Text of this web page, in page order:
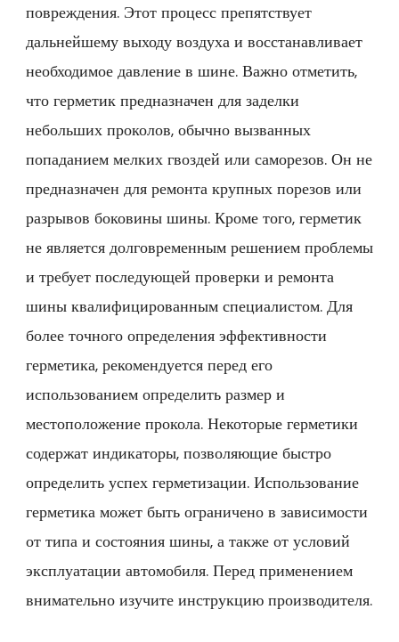
повреждения. Этот процесс препятствует
дальнейшему выходу воздуха и восстанавливает
необходимое давление в шине. Важно отметить,
что герметик предназначен для заделки
небольших проколов, обычно вызванных
попаданием мелких гвоздей или саморезов. Он не
предназначен для ремонта крупных порезов или
разрывов боковины шины. Кроме того, герметик
не является долговременным решением проблемы
и требует последующей проверки и ремонта
шины квалифицированным специалистом. Для
более точного определения эффективности
герметика, рекомендуется перед его
использованием определить размер и
местоположение прокола. Некоторые герметики
содержат индикаторы, позволяющие быстро
определить успех герметизации. Использование
герметика может быть ограничено в зависимости
от типа и состояния шины, а также от условий
эксплуатации автомобиля. Перед применением
внимательно изучите инструкцию производителя.